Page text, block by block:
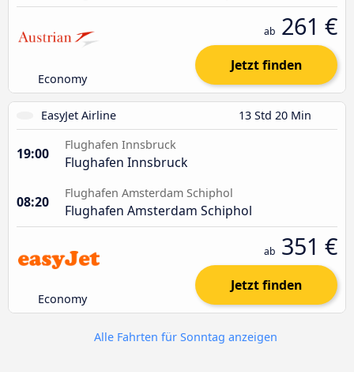
Economy
ab 261 €
Jetzt finden
EasyJet Airline 13 Std 20 Min
19:00
Flughafen Innsbruck
Flughafen Innsbruck
08:20
Flughafen Amsterdam Schiphol
Flughafen Amsterdam Schiphol
Economy
ab 351 €
Jetzt finden
Alle Fahrten für Sonntag anzeigen